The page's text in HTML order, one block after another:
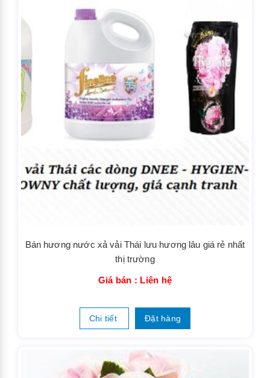
Bán hương nước xả vải Thái lưu hương lâu giá rẻ nhất
thị trường
Giá bán : Liên hệ
Chi tiết Đặt hàng